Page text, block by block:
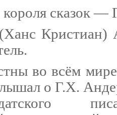
сказок —
Кристиан)
во всём
о Г.Х.